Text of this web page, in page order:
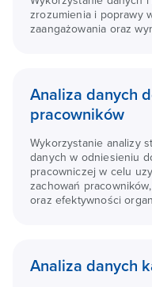
zrozumienia i poprawy
zaangażowania oraz
Analiza danych
pracowników
Wykorzystanie analizy
danych w odniesieniu
pracowniczej w celu
zachowań
oraz efektywności
Analiza danych